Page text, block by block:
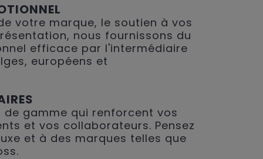
votre marque, le soutien à vos
nous fournissons du
efficace par l'intermédiaire
européens et
de gamme qui renforcent vos
et vos collaborateurs. Pensez
et à des marques telles que